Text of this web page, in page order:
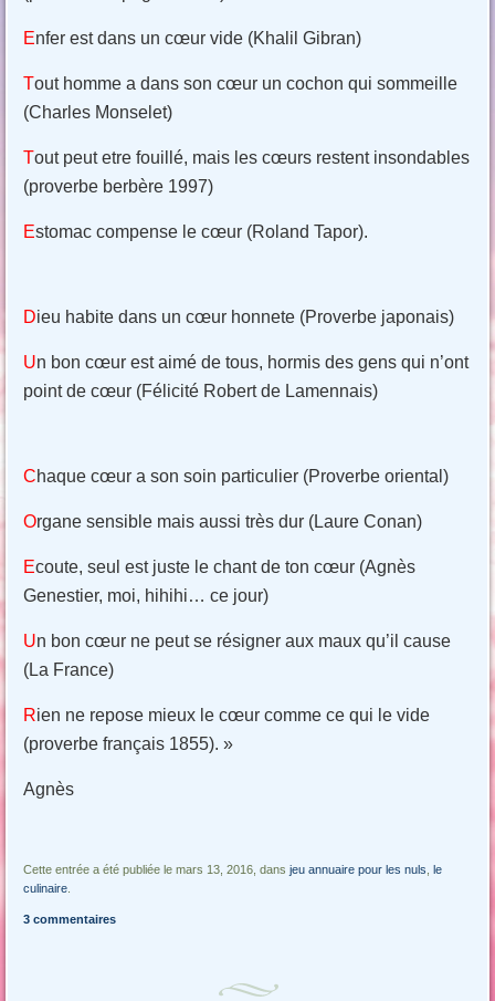
Enfer est dans un cœur vide (Khalil Gibran)
Tout homme a dans son cœur un cochon qui sommeille
(Charles Monselet)
Tout peut etre fouillé, mais les cœurs restent insondables
(proverbe berbère 1997)
Estomac compense le cœur (Roland Tapor).
Dieu habite dans un cœur honnete (Proverbe japonais)
Un bon cœur est aimé de tous, hormis des gens qui n’ont
point de cœur (Félicité Robert de Lamennais)
Chaque cœur a son soin particulier (Proverbe oriental)
Organe sensible mais aussi très dur (Laure Conan)
Ecoute, seul est juste le chant de ton cœur (Agnès
Genestier, moi, hihihi… ce jour)
Un bon cœur ne peut se résigner aux maux qu’il cause
(La France)
Rien ne repose mieux le cœur comme ce qui le vide
(proverbe français 1855). »
Agnès
Cette entrée a été publiée le mars 13, 2016, dansjeu annuaire pour les nuls ,le
culinaire
3 commentaires